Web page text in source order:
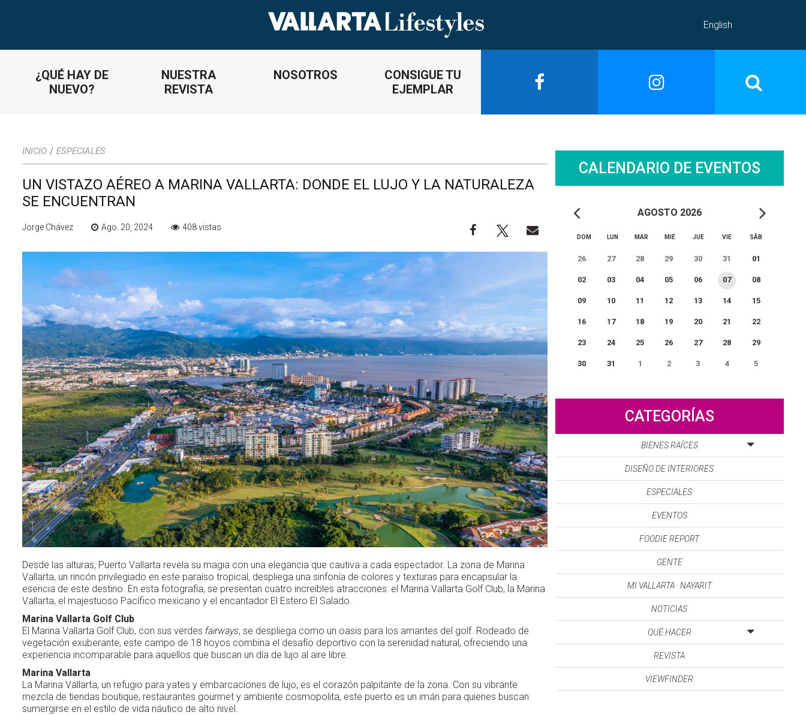
English
¿QUÉ HAY DE
NUEVO?
NUESTRA
REVISTA
NOSOTROS
CONSIGUE TU
EJEMPLAR
INICIO / ESPECIALES
UN VISTAZO AÉREO A MARINA VALLARTA: DONDE EL LUJO Y LA NATURALEZA
SE ENCUENTRAN
Jorge Chávez Ago. 20, 2024 408 vistas
Desde las alturas, Puerto Vallarta revela su magia con una elegancia que cautiva a cada espectador. La zona de Marina
Vallarta, un rincón privilegiado en este paraíso tropical, despliega una sinfonía de colores y texturas para encapsular la
esencia de este destino. En esta fotografía, se presentan cuatro increíbles atracciones: el Marina Vallarta Golf Club, la Marina
Vallarta, el majestuoso Pacífico mexicano y el encantador El Estero El Salado.
Marina Vallarta Golf Club
El Marina Vallarta Golf Club, con sus verdes fairways, se despliega como un oasis para los amantes del golf. Rodeado de
vegetación exuberante, este campo de 18 hoyos combina el desafío deportivo con la serenidad natural, ofreciendo una
experiencia incomparable para aquellos que buscan un día de lujo al aire libre.
Marina Vallarta
La Marina Vallarta, un refugio para yates y embarcaciones de lujo, es el corazón palpitante de la zona. Con su vibrante
mezcla de tiendas boutique, restaurantes gourmet y ambiente cosmopolita, este puerto es un imán para quienes buscan
sumergirse en el estilo de vida náutico de alto nivel.
CALENDARIO DE EVENTOS
AGOSTO 2026
DOM LUN MAR MIÉ JUE VIE SÅB
26 27 28 29 30 31 01
02 03 04 05 06 07 08
09 10 11 12 13 14 15
16 17 18 19 20 21 22
23 24 25 26 27 28 29
30 31 1 2 3 4 5
CATEGORÍAS
BIENES RAÍCES
DISEÑO DE INTERIORES
ESPECIALES
EVENTOS
FOODIE REPORT
GENTE
MI VALLARTA · NAYARIT
NOTICIAS
QUÉ HACER
REVISTA
VIEWFINDER